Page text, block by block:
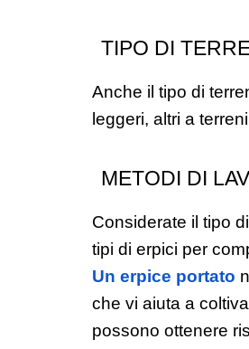
TIPO DI
Anche il tipo di
leggeri, altri a
METODI DI
Considerate il tipo
tipi di erpici per
Un erpice portato
che vi aiuta a
possono ottenere